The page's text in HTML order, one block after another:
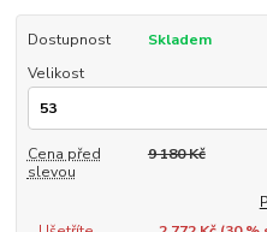
Dostupnost
Skladem
Velikost
Cena před
slevou
9 180 Kč